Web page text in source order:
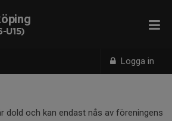
Logga in
U15)
dold och kan endast nås av föreningens